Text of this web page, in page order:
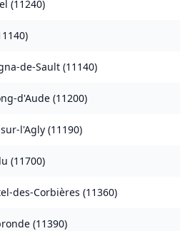
(11240)
)
de-Sault (11140)
d'Aude (11200)
l'Agly (11190)
(11700)
des-Corbières (11360)
(11390)